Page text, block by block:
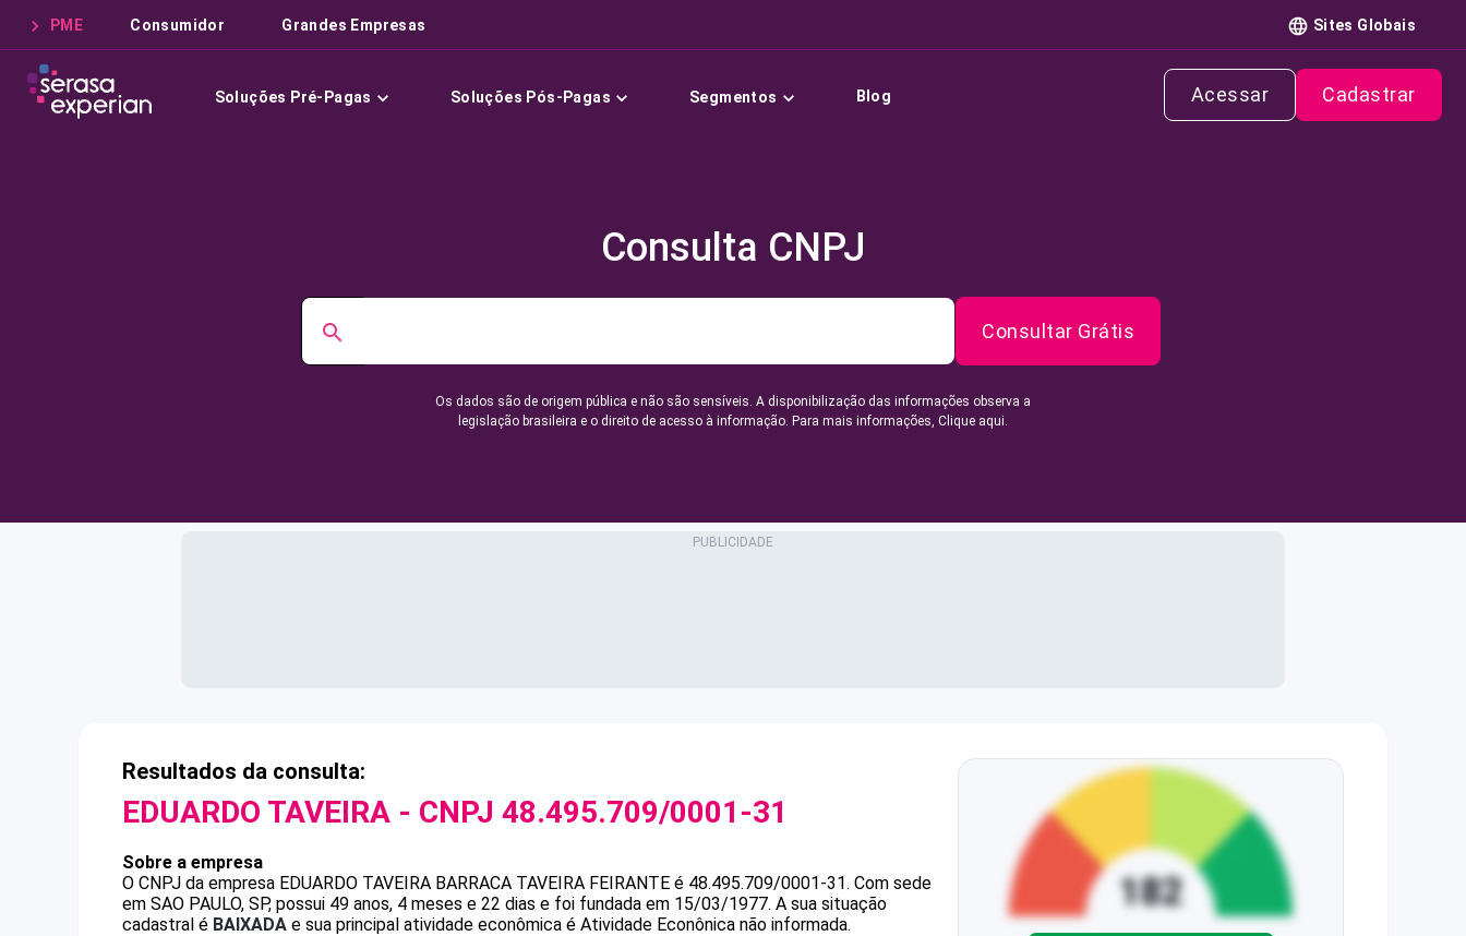
PME Consumidor Grandes Empresas Sites Globais
Soluções Pré-Pagas Soluções Pós-Pagas Segmentos Blog Acessar Cadastrar
Consulta CNPJ
Consultar Grátis
Os dados são de origem pública e não são sensíveis. A disponibilização das informações observa a
legislação brasileira e o direito de acesso à informação. Para mais informações, Clique aqui.
Resultados da consulta:
EDUARDO TAVEIRA - CNPJ 48.495.709/0001-31
Sobre a empresa
O CNPJ da empresa EDUARDO TAVEIRA BARRACA TAVEIRA FEIRANTE é 48.495.709/0001-31. Com sede
em SAO PAULO, SP, possui 49 anos, 4 meses e 22 dias e foi fundada em 15/03/1977. A sua situação
cadastral é BAIXADA e sua principal atividade econômica é Atividade Econônica não informada.